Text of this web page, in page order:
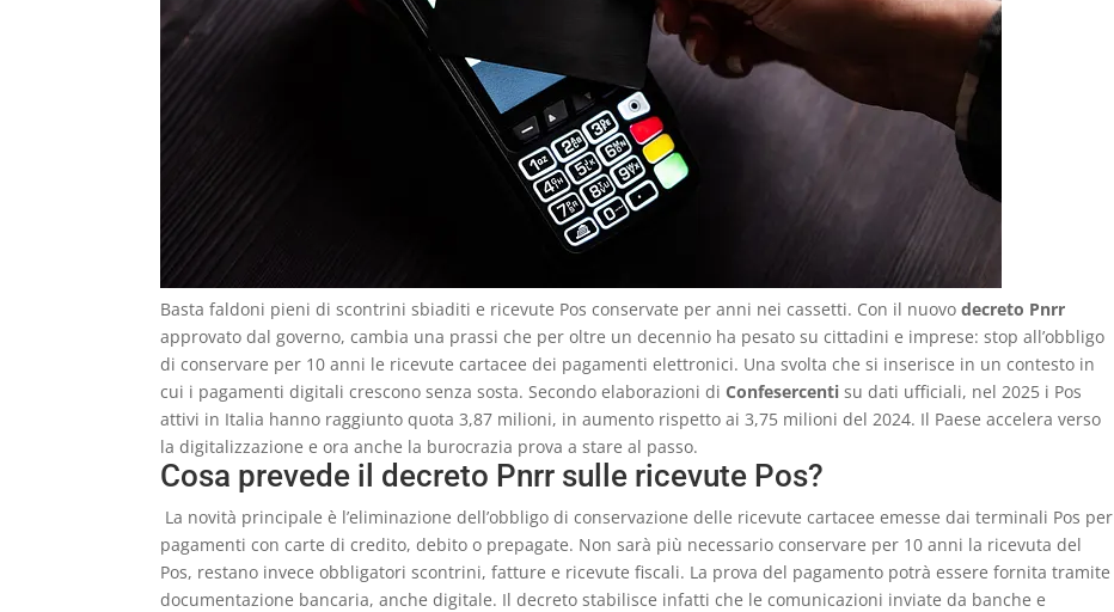
Basta faldoni pieni di scontrini sbiaditi e ricevute Pos conservate per anni nei cassetti. Con il nuovodecreto Pnrr
approvato dal governo, cambia una prassi che per oltre un decennio ha pesato su cittadini e imprese: stop all’obbligo
di conservare per 10 anni le ricevute cartacee dei pagamenti elettronici. Una svolta che si inserisce in un contesto in
cui i pagamenti digitali crescono senza sosta. Secondo elaborazioni diConfesercentisu dati ufficiali, nel 2025 i Pos
attivi in Italia hanno raggiunto quota 3,87 milioni, in aumento rispetto ai 3,75 milioni del 2024. Il Paese accelera verso
la digitalizzazione e ora anche la burocrazia prova a stare al passo.
Cosa prevede il decreto Pnrr sulle ricevute Pos?
La novità principale è l’eliminazione dell’obbligo di conservazione delle ricevute cartacee emesse dai terminali Pos per
pagamenti con carte di credito, debito o prepagate. Non sarà più necessario conservare per 10 anni la ricevuta del
Pos, restano invece obbligatori scontrini, fatture e ricevute fiscali. La prova del pagamento potrà essere fornita tramite
documentazione bancaria, anche digitale. Il decreto stabilisce infatti che le comunicazioni inviate da banche e